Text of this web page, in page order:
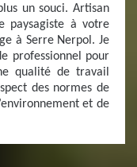
un souci. Artisan
paysagiste à votre
à Serre Nerpol. Je
professionnel pour
qualité de travail
des normes de
et de